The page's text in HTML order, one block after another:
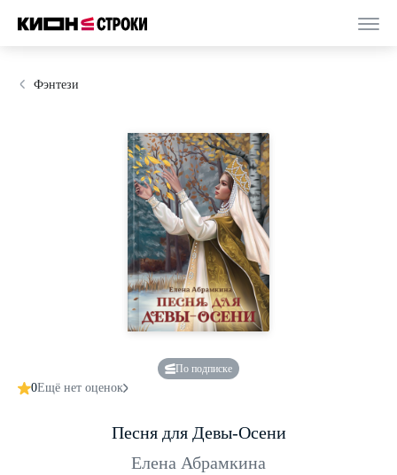
Фэнтези
По подписке
0Ещё нет оценок
Песня для Девы-Осени
Елена Абрамкина